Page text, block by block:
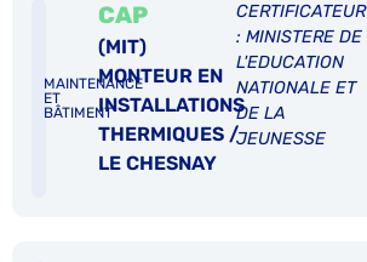
MAINTENANCE
ET
BÂTIMENT
CAP
(MIT)
MONTEUR EN
INSTALLATIONS
THERMIQUES /
LE CHESNAY
CERTIFICATEUR
: MINISTERE DE
L'EDUCATION
NATIONALE ET
DE LA
JEUNESSE